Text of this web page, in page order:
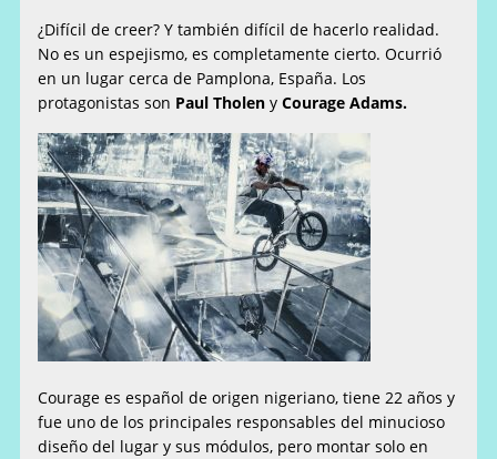
¿Difícil de creer? Y también difícil de hacerlo realidad.
No es un espejismo, es completamente cierto. Ocurrió
en un lugar cerca de Pamplona, España. Los
protagonistas son Paul Tholen y Courage Adams.
Courage es español de origen nigeriano, tiene 22 años y
fue uno de los principales responsables del minucioso
diseño del lugar y sus módulos, pero montar solo en